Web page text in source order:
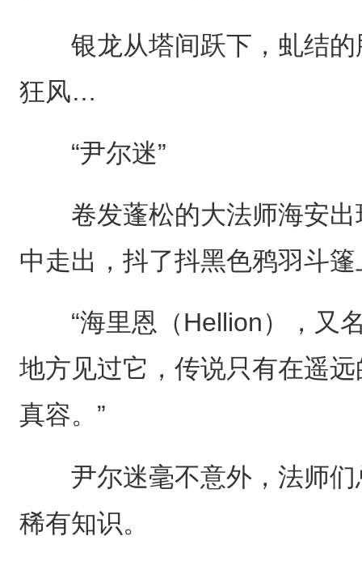
银龙从塔间跃下，虬结的
狂风…
“尹尔迷”
卷发蓬松的大法师海安出
中走出，抖了抖黑色鸦羽斗
“海里恩（Hellion），又名
地方见过它，传说只有在遥
真容。”
尹尔迷毫不意外，法师们
稀有知识。